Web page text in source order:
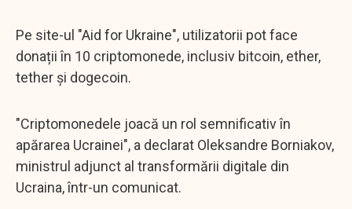
Pe site-ul "Aid for Ukraine", utilizatorii pot face
donații în 10 criptomonede, inclusiv bitcoin, ether,
tether și dogecoin.
"Criptomonedele joacă un rol semnificativ în
apărarea Ucrainei", a declarat Oleksandre Borniakov,
ministrul adjunct al transformării digitale din
Ucraina, într-un comunicat.